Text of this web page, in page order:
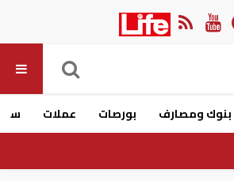
بنوك ومصارف بورصات عملات